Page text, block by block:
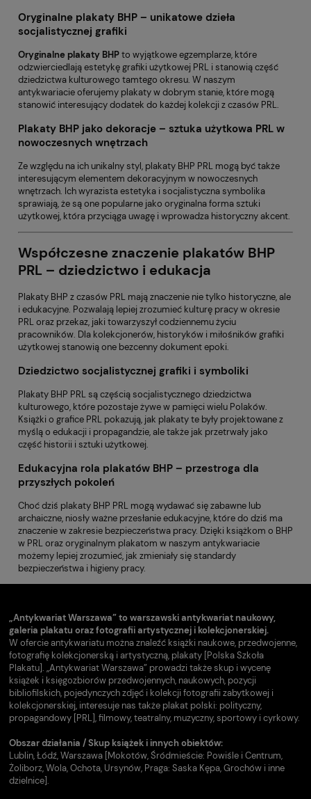
Oryginalne plakaty BHP – unikatowe dzieła
socjalistycznej grafiki
Oryginalne plakaty BHPto wyjątkowe egzemplarze, które
odzwierciedlają estetykę grafiki użytkowej PRL i stanowią część
dziedzictwa kulturowego tamtego okresu. W naszym
antykwariacie oferujemy plakaty w dobrym stanie, które mogą
stanowić interesujący dodatek do każdej kolekcji z czasów PRL.
Plakaty BHP jako dekoracje – sztuka użytkowa PRL w
nowoczesnych wnętrzach
Ze względu na ich unikalny styl, plakaty BHP PRL mogą być także
interesującym elementem dekoracyjnym w nowoczesnych
wnętrzach. Ich wyrazista estetyka i socjalistyczna symbolika
sprawiają, że są one popularne jako oryginalna forma sztuki
użytkowej, która przyciąga uwagę i wprowadza historyczny akcent.
Współczesne znaczenie plakatów BHP
PRL – dziedzictwo i edukacja
Plakaty BHP z czasów PRL mają znaczenie nie tylko historyczne, ale
i edukacyjne. Pozwalają lepiej zrozumieć kulturę pracy w okresie
PRL oraz przekaz, jaki towarzyszył codziennemu życiu
pracowników. Dla kolekcjonerów, historyków i miłośników grafiki
użytkowej stanowią one bezcenny dokument epoki.
Dziedzictwo socjalistycznej grafiki i symboliki
Plakaty BHP PRL są częścią socjalistycznego dziedzictwa
kulturowego, które pozostaje żywe w pamięci wielu Polaków.
Książki o grafice PRL pokazują, jak plakaty te były projektowane z
myślą o edukacji i propagandzie, ale także jak przetrwały jako
część historii i sztuki użytkowej.
Edukacyjna rola plakatów BHP – przestroga dla
przyszłych pokoleń
Choć dziś plakaty BHP PRL mogą wydawać się zabawne lub
archaiczne, niosły ważne przesłanie edukacyjne, które do dziś ma
znaczenie w zakresie bezpieczeństwa pracy. Dzięki książkom o BHP
w PRL oraz oryginalnym plakatom w naszym antykwariacie
możemy lepiej zrozumieć, jak zmieniały się standardy
bezpieczeństwa i higieny pracy.
„Antykwariat Warszawa” to warszawski antykwariat naukowy,
galeria plakatu oraz fotografii artystycznej i kolekcjonerskiej.
W ofercie antykwariatu można znaleźć książki naukowe, przedwojenne,
fotografię kolekcjonerską i artystyczną, plakaty [Polska Szkoła
Plakatu]. „Antykwariat Warszawa” prowadzi także skup i wycenę
książek i księgozbiorów przedwojennych, naukowych, pozycji
bibliofilskich, pojedynczych zdjęć i kolekcji fotografii zabytkowej i
kolekcjonerskiej, interesuje nas także plakat polski: polityczny,
propagandowy [PRL], filmowy, teatralny, muzyczny, sportowy i cyrkowy.
Obszar działania / Skup książek i innych obiektów:
Lublin, Łódź, Warszawa [Mokotów, Śródmieście: Powiśle i Centrum,
Żoliborz, Wola, Ochota, Ursynów, Praga: Saska Kępa, Grochów i inne
dzielnice].